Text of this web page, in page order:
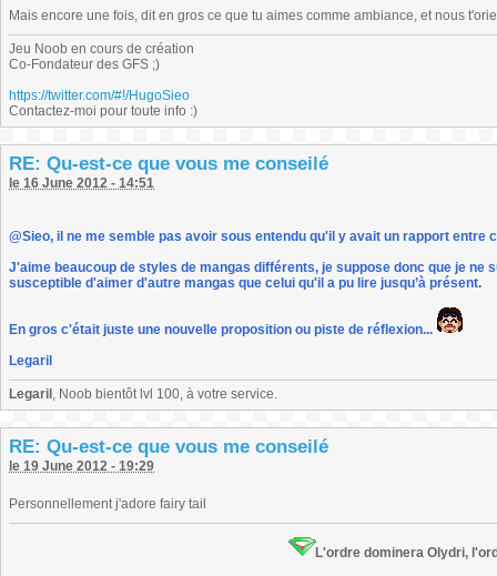
Mais encore une fois, dit en gros ce que tu aimes comme ambiance, et nous
Jeu Noob en cours de création
Co-Fondateur des GFS ;)
https://twitter.com/#!/HugoSieo
Contactez-moi pour toute info :)
RE: Qu-est-ce que vous me conseilé
le 16 June 2012 - 14:51
@Sieo, il ne me semble pas avoir sous entendu qu'il y avait un rapport entre
J'aime beaucoup de styles de mangas différents, je suppose donc que je ne
susceptible d'aimer d'autre mangas que celui qu'il a pu lire jusqu’à présent.
En gros c'était juste une nouvelle proposition ou piste de réflexion...
Legaril
Legaril , Noob bientôt lvl 100, à votre service.
RE: Qu-est-ce que vous me conseilé
le 19 June 2012 - 19:29
Personnellement j'adore fairy tail
L'ordre dominera Olydri,